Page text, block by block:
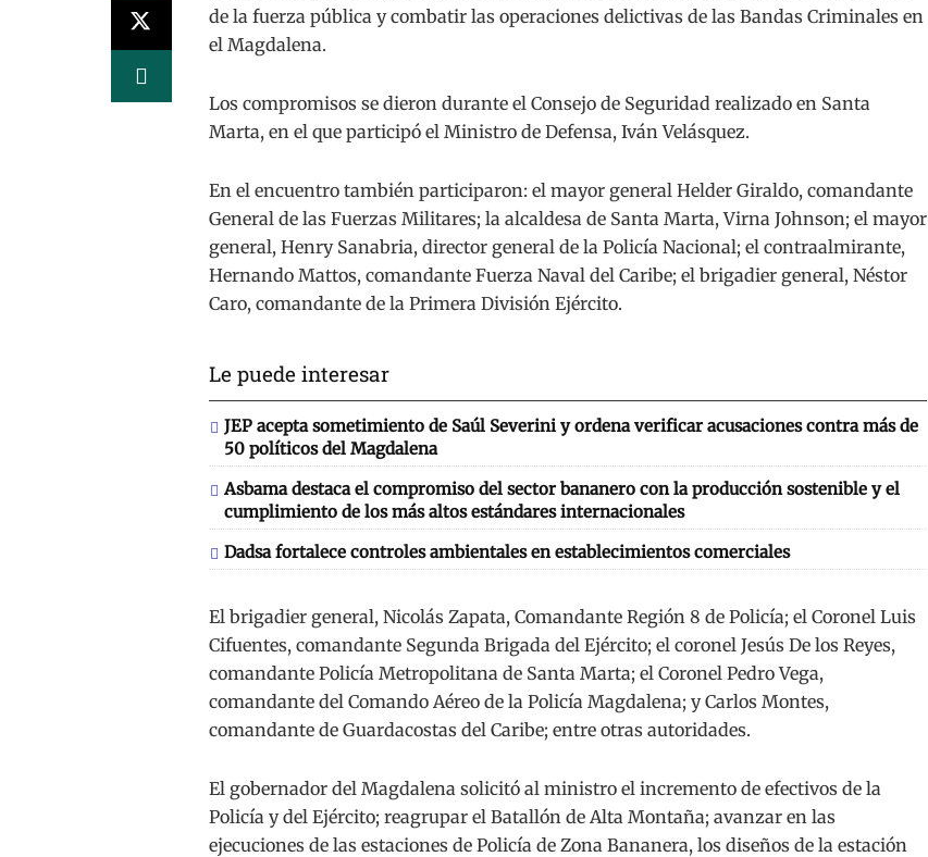
de la fuerza pública y combatir las operaciones delictivas de las Bandas Criminales en
el Magdalena.
Los compromisos se dieron durante el Consejo de Seguridad realizado en Santa
Marta, en el que participó el Ministro de Defensa, Iván Velásquez.
En el encuentro también participaron: el mayor general Helder Giraldo, comandante
General de las Fuerzas Militares; la alcaldesa de Santa Marta, Virna Johnson; el mayor
general, Henry Sanabria, director general de la Policía Nacional; el contraalmirante,
Hernando Mattos, comandante Fuerza Naval del Caribe; el brigadier general, Néstor
Caro, comandante de la Primera División Ejército.
Le puede interesar
JEP acepta sometimiento de Saúl Severini y ordena verificar acusaciones contra más de
50 políticos del Magdalena
Asbama destaca el compromiso del sector bananero con la producción sostenible y el
cumplimiento de los más altos estándares internacionales
Dadsa fortalece controles ambientales en establecimientos comerciales
El brigadier general, Nicolás Zapata, Comandante Región 8 de Policía; el Coronel Luis
Cifuentes, comandante Segunda Brigada del Ejército; el coronel Jesús De los Reyes,
comandante Policía Metropolitana de Santa Marta; el Coronel Pedro Vega,
comandante del Comando Aéreo de la Policía Magdalena; y Carlos Montes,
comandante de Guardacostas del Caribe; entre otras autoridades.
El gobernador del Magdalena solicitó al ministro el incremento de efectivos de la
Policía y del Ejército; reagrupar el Batallón de Alta Montaña; avanzar en las
ejecuciones de las estaciones de Policía de Zona Bananera, los diseños de la estación